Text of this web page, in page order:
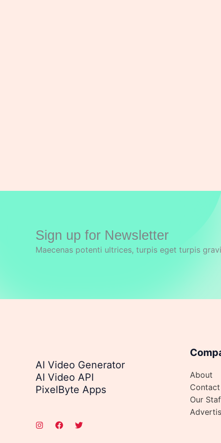
Sign up for Newsletter
Maecenas potenti ultrices, turpis eget turpis
AI Video Generator
AI Video API
PixelByte Apps
About
Contact
Our